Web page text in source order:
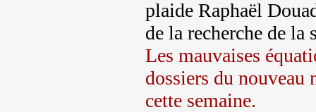
plaide Raphaël
de la recherche de la
Les mauvaises
dossiers du nouveau
cette semaine.